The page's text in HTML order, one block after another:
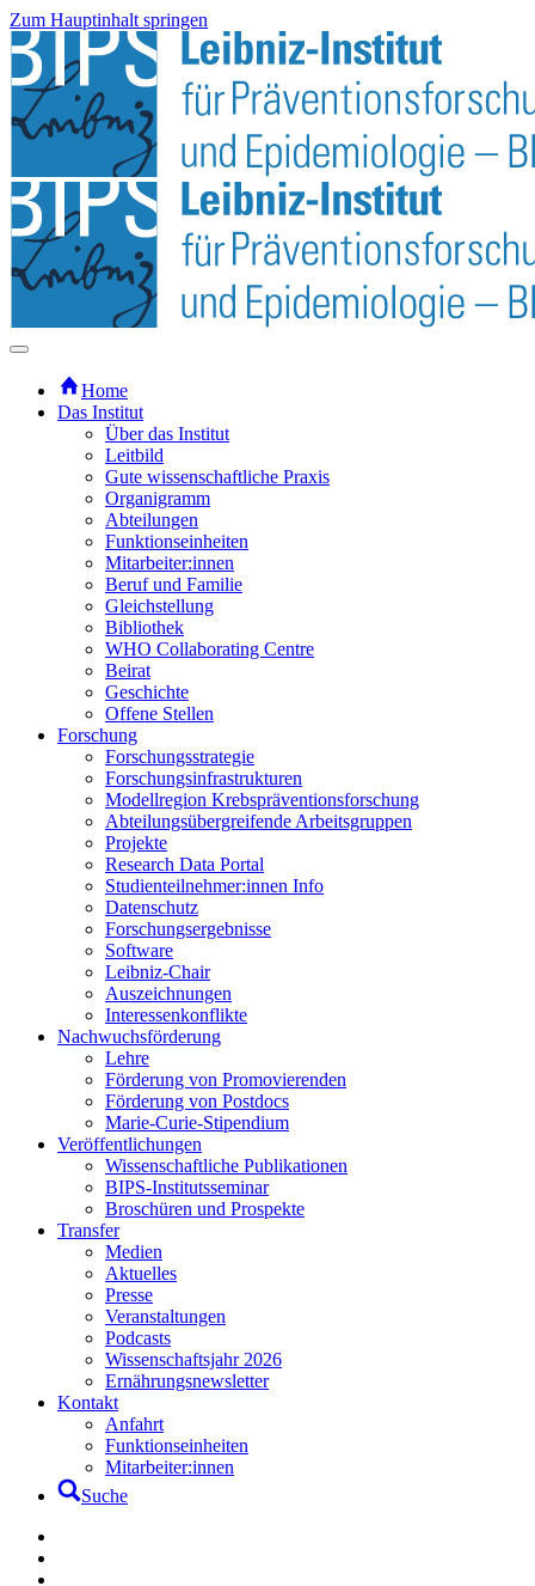
Zum Hauptinhalt springen
Home
Das Institut
Über das Institut
Leitbild
Gute wissenschaftliche Praxis
Organigramm
Abteilungen
Funktionseinheiten
Mitarbeiter:innen
Beruf und Familie
Gleichstellung
Bibliothek
WHO Collaborating Centre
Beirat
Geschichte
Offene Stellen
Forschung
Forschungsstrategie
Forschungsinfrastrukturen
Modellregion Krebspräventionsforschung
Abteilungsübergreifende Arbeitsgruppen
Projekte
Research Data Portal
Studienteilnehmer:innen Info
Datenschutz
Forschungsergebnisse
Software
Leibniz-Chair
Auszeichnungen
Interessenkonflikte
Nachwuchsförderung
Lehre
Förderung von Promovierenden
Förderung von Postdocs
Marie-Curie-Stipendium
Veröffentlichungen
Wissenschaftliche Publikationen
BIPS-Institutsseminar
Broschüren und Prospekte
Transfer
Medien
Aktuelles
Presse
Veranstaltungen
Podcasts
Wissenschaftsjahr 2026
Ernährungsnewsletter
Kontakt
Anfahrt
Funktionseinheiten
Mitarbeiter:innen
Suche